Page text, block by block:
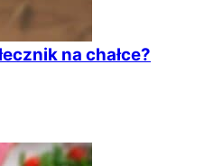
na chałce?